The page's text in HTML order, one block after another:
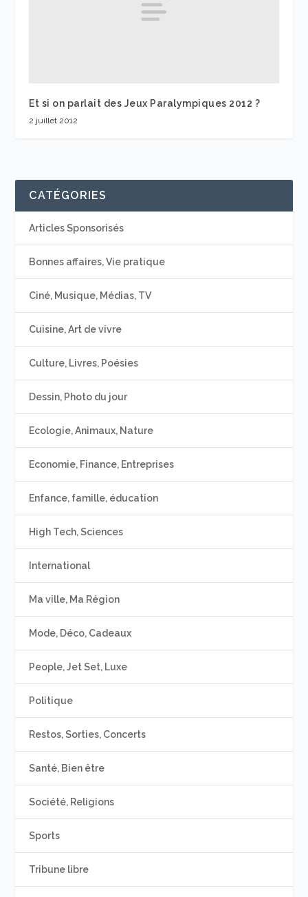
Et si on parlait des Jeux Paralympiques 2012 ?
2 juillet 2012
CATÉGORIES
Articles Sponsorisés
Bonnes affaires, Vie pratique
Ciné, Musique, Médias, TV
Cuisine, Art de vivre
Culture, Livres, Poésies
Dessin, Photo du jour
Ecologie, Animaux, Nature
Economie, Finance, Entreprises
Enfance, famille, éducation
High Tech, Sciences
International
Ma ville, Ma Région
Mode, Déco, Cadeaux
People, Jet Set, Luxe
Politique
Restos, Sorties, Concerts
Santé, Bien être
Société, Religions
Sports
Tribune libre